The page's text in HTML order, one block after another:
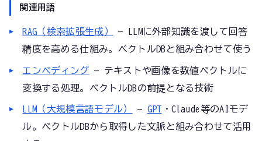
関連用語
RAG（検索拡張生成）
— LLMに外部知識を渡して回答
精度を高める仕組み。ベクトルDBと組み合わせて使う
エンベディング — テキストや画像を数値ベクトルに
変換する処理。ベクトルDBの前提となる技術
LLM（大規模言語モデル） — GPT ・Claude等のAIモデ
ル。ベクトルDBから取得した文脈と組み合わせて活用